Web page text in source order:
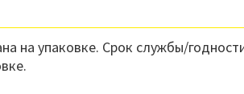
на упаковке. Срок службы/